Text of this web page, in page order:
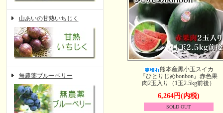
山あいの甘熟いちじく
無農薬ブルーベリー
熊本産黒小玉スイカ
『ひとりじめbonbon』赤色果
肉2玉入り（1玉2.5kg前後）
6,264円(内税)
SOLD OUT